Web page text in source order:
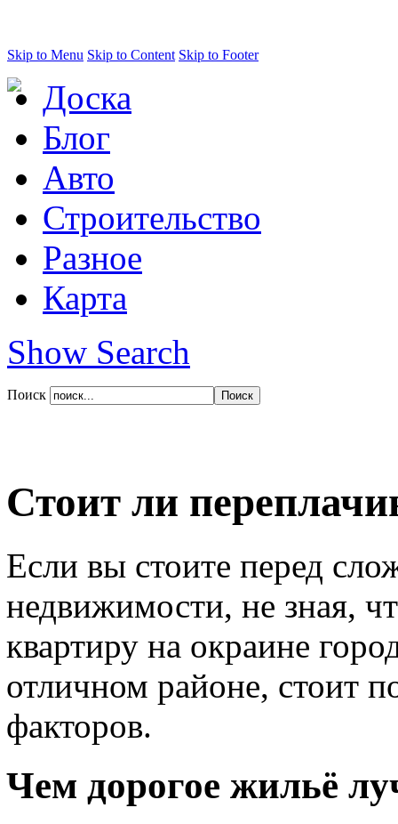
Skip to Menu Skip to Content Skip to Footer
Доска
Блог
Авто
Строительство
Разное
Карта
Show Search
Поиск
Стоит ли
Если вы стоите перед
недвижимости, не зная,
квартиру на окраине
отличном районе, стоит
факторов.
Чем дорогое жильё